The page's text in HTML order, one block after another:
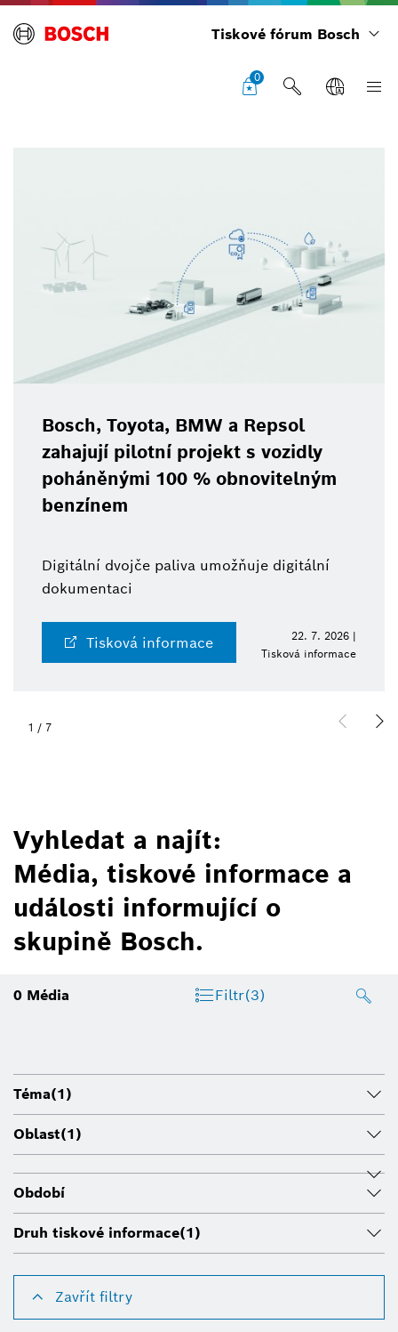
Tiskové fórum Bosch
0
Bosch, Toyota, BMW a Repsol
zahajují pilotní projekt s vozidly
poháněnými 100 % obnovitelným
benzínem
Digitální dvojče paliva umožňuje digitální
dokumentaci
Tisková informace
22. 7. 2026 |
Tisková informace
1 / 7
Vyhledat a najít:
Média, tiskové informace a
události informující o
skupině Bosch.
0 Média Filtr(3)
Téma(1)
Oblast(1)
Období
Druh tiskové informace(1)
Zavřít filtry